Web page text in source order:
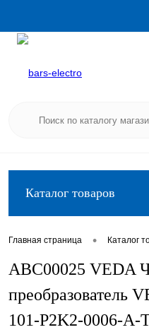
Каталог товаров
Главная страница • Каталог
ABC00025 VEDA
преобразователь
101-P2K2-0006-A-